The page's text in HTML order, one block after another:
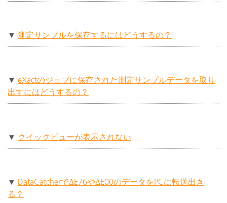
▼ 測定サンプルを保存するにはどうするの？
▼ eXactのジョブに保存された測定サンプルデータを取り
出すにはどうするの？
▼ クイックビューが表示されない
▼ DataCatcherでΔE76やΔE00のデータをPCに転送出き
る？